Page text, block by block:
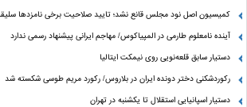
کمیسیون اصل نود مجلس قانع نشد؛ تایید صلاحیت برخی نامزدها
آینده نامعلوم طارمی در المپیاکوس/ مهاجم ایرانی پیشنهاد رسمی ندارد
دستیار سابق قلعه‌نویی روی نیمکت ایتالیا
رکوردشکنی دختر دونده ایران در بلاروس/ رکورد مریم طوسی شکسته شد
دستیار اسپانیایی استقلال تا یکشنبه در تهران